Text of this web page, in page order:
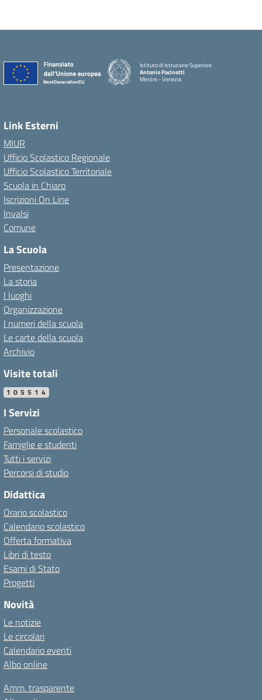
Istituto di Istruzione Superiore
Antonio Pacinotti
Mestre - Venezia
Link Esterni
MIUR
Ufficio Scolastico Regionale
Ufficio Scolastico Territoriale
Scuola in Chiaro
Iscrizioni On Line
Invalsi
Comune
La Scuola
Presentazione
La storia
I luoghi
Organizzazione
I numeri della scuola
Le carte della scuola
Archivio
Visite totali
105514
I Servizi
Personale scolastico
Famiglie e studenti
Tutti i servizi
Percorsi di studio
Didattica
Orario scolastico
Calendario scolastico
Offerta formativa
Libri di testo
Esami di Stato
Progetti
Novità
Le notizie
Le circolari
Calendario eventi
Albo online
Amm. trasparente